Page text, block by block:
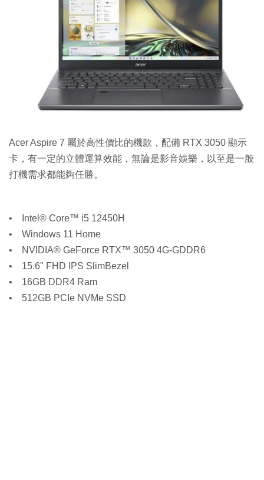
Acer Aspire 7 屬於高性價比的機款，配備 RTX 3050 顯示
卡，有一定的立體運算效能，無論是影音娛樂，以至是一般
打機需求都能夠任勝。
• Intel® Core™ i5 12450H
• Windows 11 Home
• NVIDIA® GeForce RTX™ 3050 4G-GDDR6
• 15.6" FHD IPS SlimBezel
• 16GB DDR4 Ram
• 512GB PCIe NVMe SSD